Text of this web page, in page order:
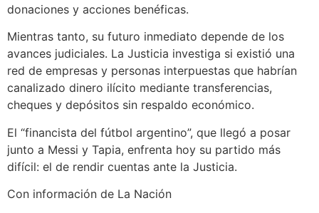
donaciones y acciones benéficas.
Mientras tanto, su futuro inmediato depende de los
avances judiciales. La Justicia investiga si existió una
red de empresas y personas interpuestas que habrían
canalizado dinero ilícito mediante transferencias,
cheques y depósitos sin respaldo económico.
El “financista del fútbol argentino”, que llegó a posar
junto a Messi y Tapia, enfrenta hoy su partido más
difícil: el de rendir cuentas ante la Justicia.
Con información de La Nación